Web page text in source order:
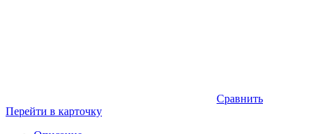
Сравнить
Перейти в карточку